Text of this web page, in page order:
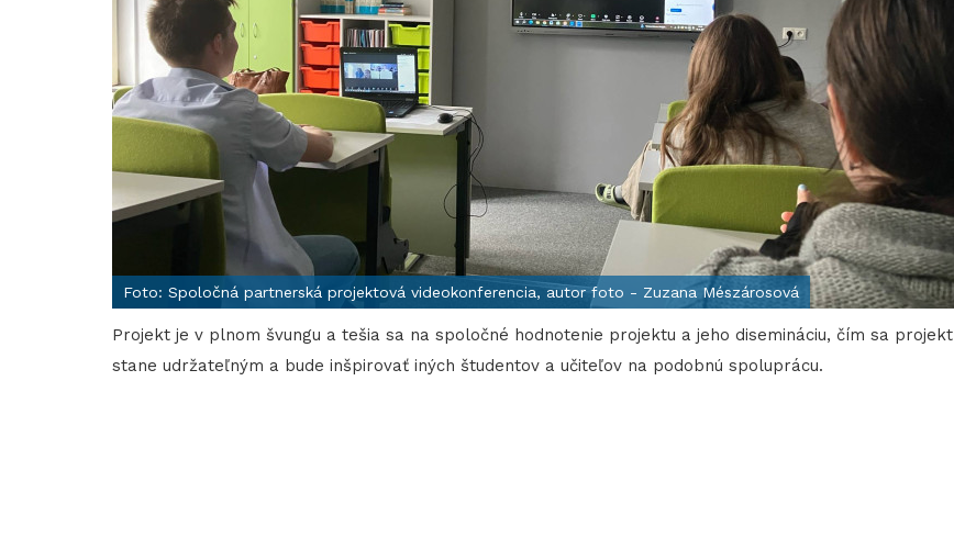
Foto: Spoločná partnerská projektová videokonferencia, autor foto - Zuzana Mészárosová
Projekt je v plnom švungu a tešia sa na spoločné hodnotenie projektu a jeho disemináciu, čím sa projekt
stane udržateľným a bude inšpirovať iných študentov a učiteľov na podobnú spoluprácu.